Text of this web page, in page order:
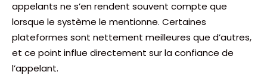
appelants ne s’en rendent souvent compte que
lorsque le système le mentionne. Certaines
plateformes sont nettement meilleures que d’autres,
et ce point influe directement sur la confiance de
l’appelant.